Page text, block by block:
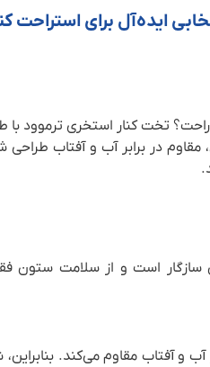
ایده‌آل برای استراحت
تخت کنار استخری ترموود با
در برابر آب و آفتاب طراحی
است و از سلامت ستون
آفتاب مقاوم می‌کند. بنابراین،